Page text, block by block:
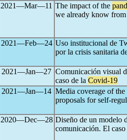
2021―Mar―11 The impact of the
we already know
2021―Feb―24 Uso institucional de
por la crisis sanitaria
2021―Jan―27 Comunicación visual
caso de la Covid-19
2021―Jan―14 Media coverage of the
proposals for self-
2020―Dec―28 Diseño de un modelo
comunicación. El